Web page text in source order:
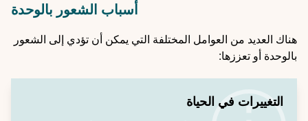
أسباب الشعور بالوحدة
هناك العديد من العوامل المختلفة التي يمكن أن تؤدي إلى الشعور
بالوحدة أو تعززها:
التغييرات في الحياة